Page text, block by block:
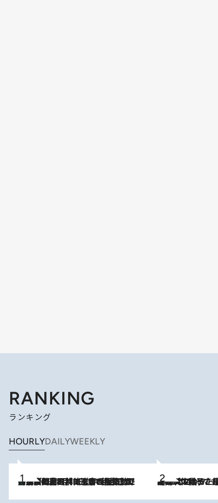
RANKING
ランキング
HOURLYDAILYWEEKLY
2026.8.8
「最後に見られてよかった」上野動物園の東園パンダ舎が解体前に特別公開。8月16日まで延長されたパネル展と共に辿る“半世紀”のパンダ飼育《解体工事の図面あり》 2026.8.5
【阿川佐和子さんの年とる力】なぜ70代で始めた趣味は“こんなに楽しい”のか？ ピアノ、俳句…スランプに陥っても続けられる“ある秘訣”とは